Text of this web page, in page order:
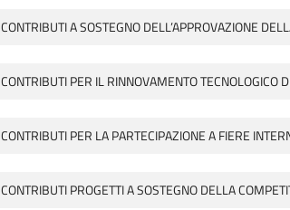
CONTRIBUTI A SOSTEGNO DELL’APPROVAZIONE
CONTRIBUTI PER IL RINNOVAMENTO
CONTRIBUTI PER LA PARTECIPAZIONE A FIERE
CONTRIBUTI PROGETTI A SOSTEGNO DELLA